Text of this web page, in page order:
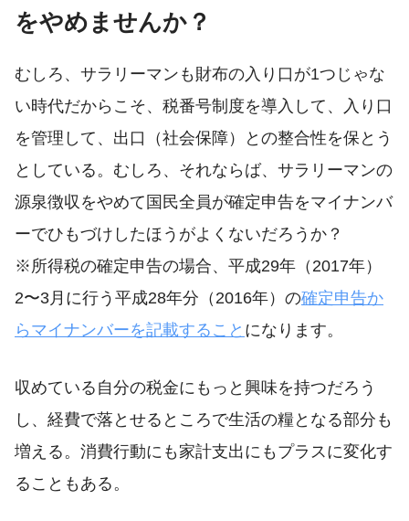
をやめませんか？
むしろ、サラリーマンも財布の入り口が1つじゃな
い時代だからこそ、税番号制度を導入して、入り口
を管理して、出口（社会保障）との整合性を保とう
としている。むしろ、それならば、サラリーマンの
源泉徴収をやめて国民全員が確定申告をマイナンバ
ーでひもづけしたほうがよくないだろうか？
※所得税の確定申告の場合、平成29年（2017年）
2〜3月に行う平成28年分（2016年）の確定申告か
らマイナンバーを記載すること になります。
収めている自分の税金にもっと興味を持つだろう
し、経費で落とせるところで生活の糧となる部分も
増える。消費行動にも家計支出にもプラスに変化す
ることもある。